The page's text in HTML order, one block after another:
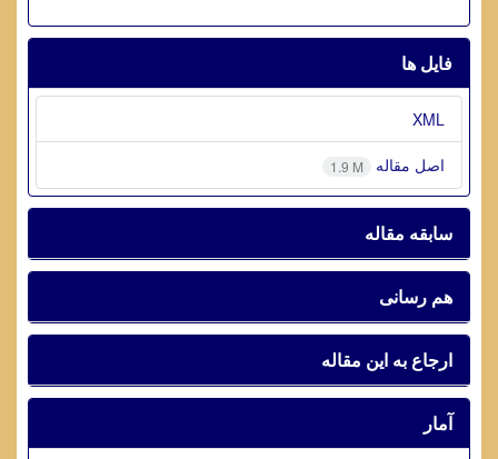
فایل ها
XML
اصل مقاله 1.9 M
سابقه مقاله
هم رسانی
ارجاع به این مقاله
آمار